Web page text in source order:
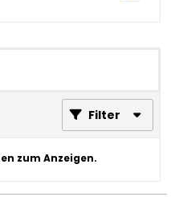
Filter
zum Anzeigen.